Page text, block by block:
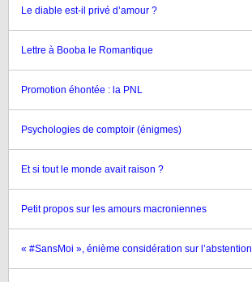
Le diable est-il privé d’amour ?
Lettre à Booba le Romantique
Promotion éhontée : la PNL
Psychologies de comptoir (énigmes)
Et si tout le monde avait raison ?
Petit propos sur les amours macroniennes
« #SansMoi », énième considération sur l’abstention